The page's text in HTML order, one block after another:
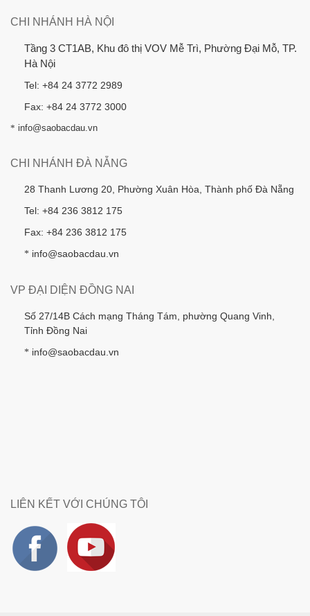
CHI NHÁNH HÀ NỘI
Tầng 3 CT1AB, Khu đô thị VOV Mễ Trì, Phường Đại Mỗ, TP.
Hà Nội
Tel: +84 24 3772 2989
Fax: +84 24 3772 3000
* info@saobacdau.vn
CHI NHÁNH ĐÀ NẴNG
28 Thanh Lương 20, Phường Xuân Hòa, Thành phố Đà Nẵng
Tel: +84 236 3812 175
Fax: +84 236 3812 175
* info@saobacdau.vn
VP ĐẠI DIỆN ĐỒNG NAI
Số 27/14B Cách mạng Tháng Tám, phường Quang Vinh,
Tỉnh Đồng Nai
* info@saobacdau.vn
LIÊN KẾT VỚI CHÚNG TÔI